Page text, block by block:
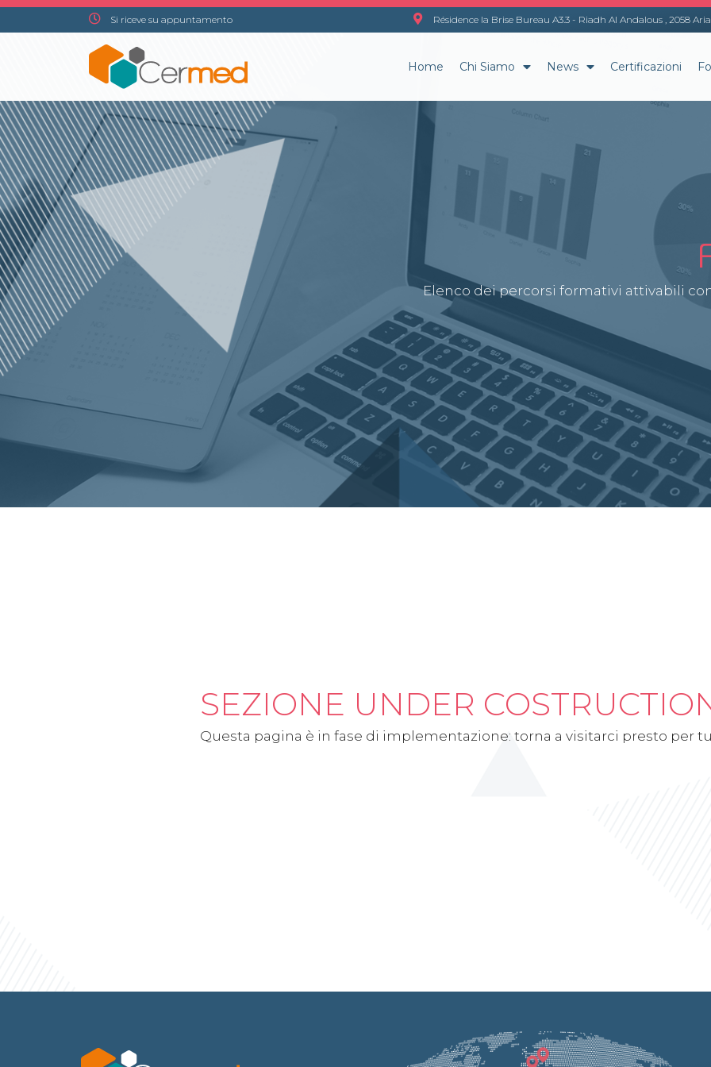
Si riceve su appuntamento Résidence la Brise Bureau A3.3 - Riadh Al Andalous , 2058
Home Chi Siamo News Certificazioni
Elenco dei percorsi formativi attivabili
SEZIONE UNDER
Questa pagina è in fase di implementazione: torna a visitarci presto per